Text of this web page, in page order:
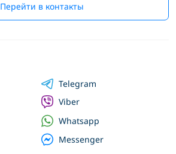
Перейти в контакты
Telegram
Viber
Whatsapp
Messenger